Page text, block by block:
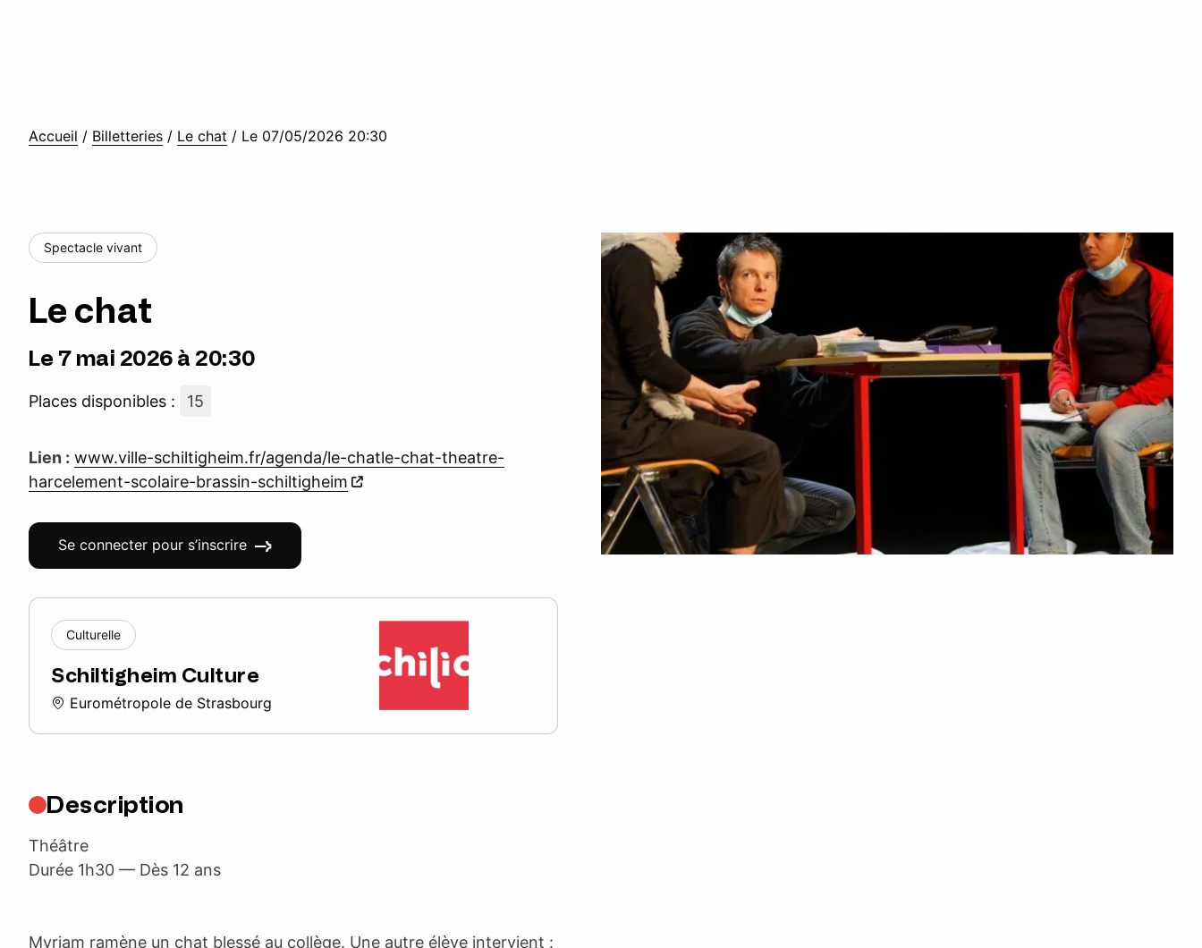
Accueil / Billetteries / Le chat / Le 07/05/2026 20:30
Spectacle vivant
Le chat
Le 7 mai 2026 à 20:30
Places disponibles : 15
Lien : www.ville-schiltigheim.fr/agenda/le-chatle-chat-theatre-
harcelement-scolaire-brassin-schiltigheim
Se connecter pour s’inscrire
Culturelle
Schiltigheim Culture
Eurométropole de Strasbourg
Description
Théâtre
Durée 1h30 — Dès 12 ans
Myriam ramène un chat blessé au collège. Une autre élève intervient :